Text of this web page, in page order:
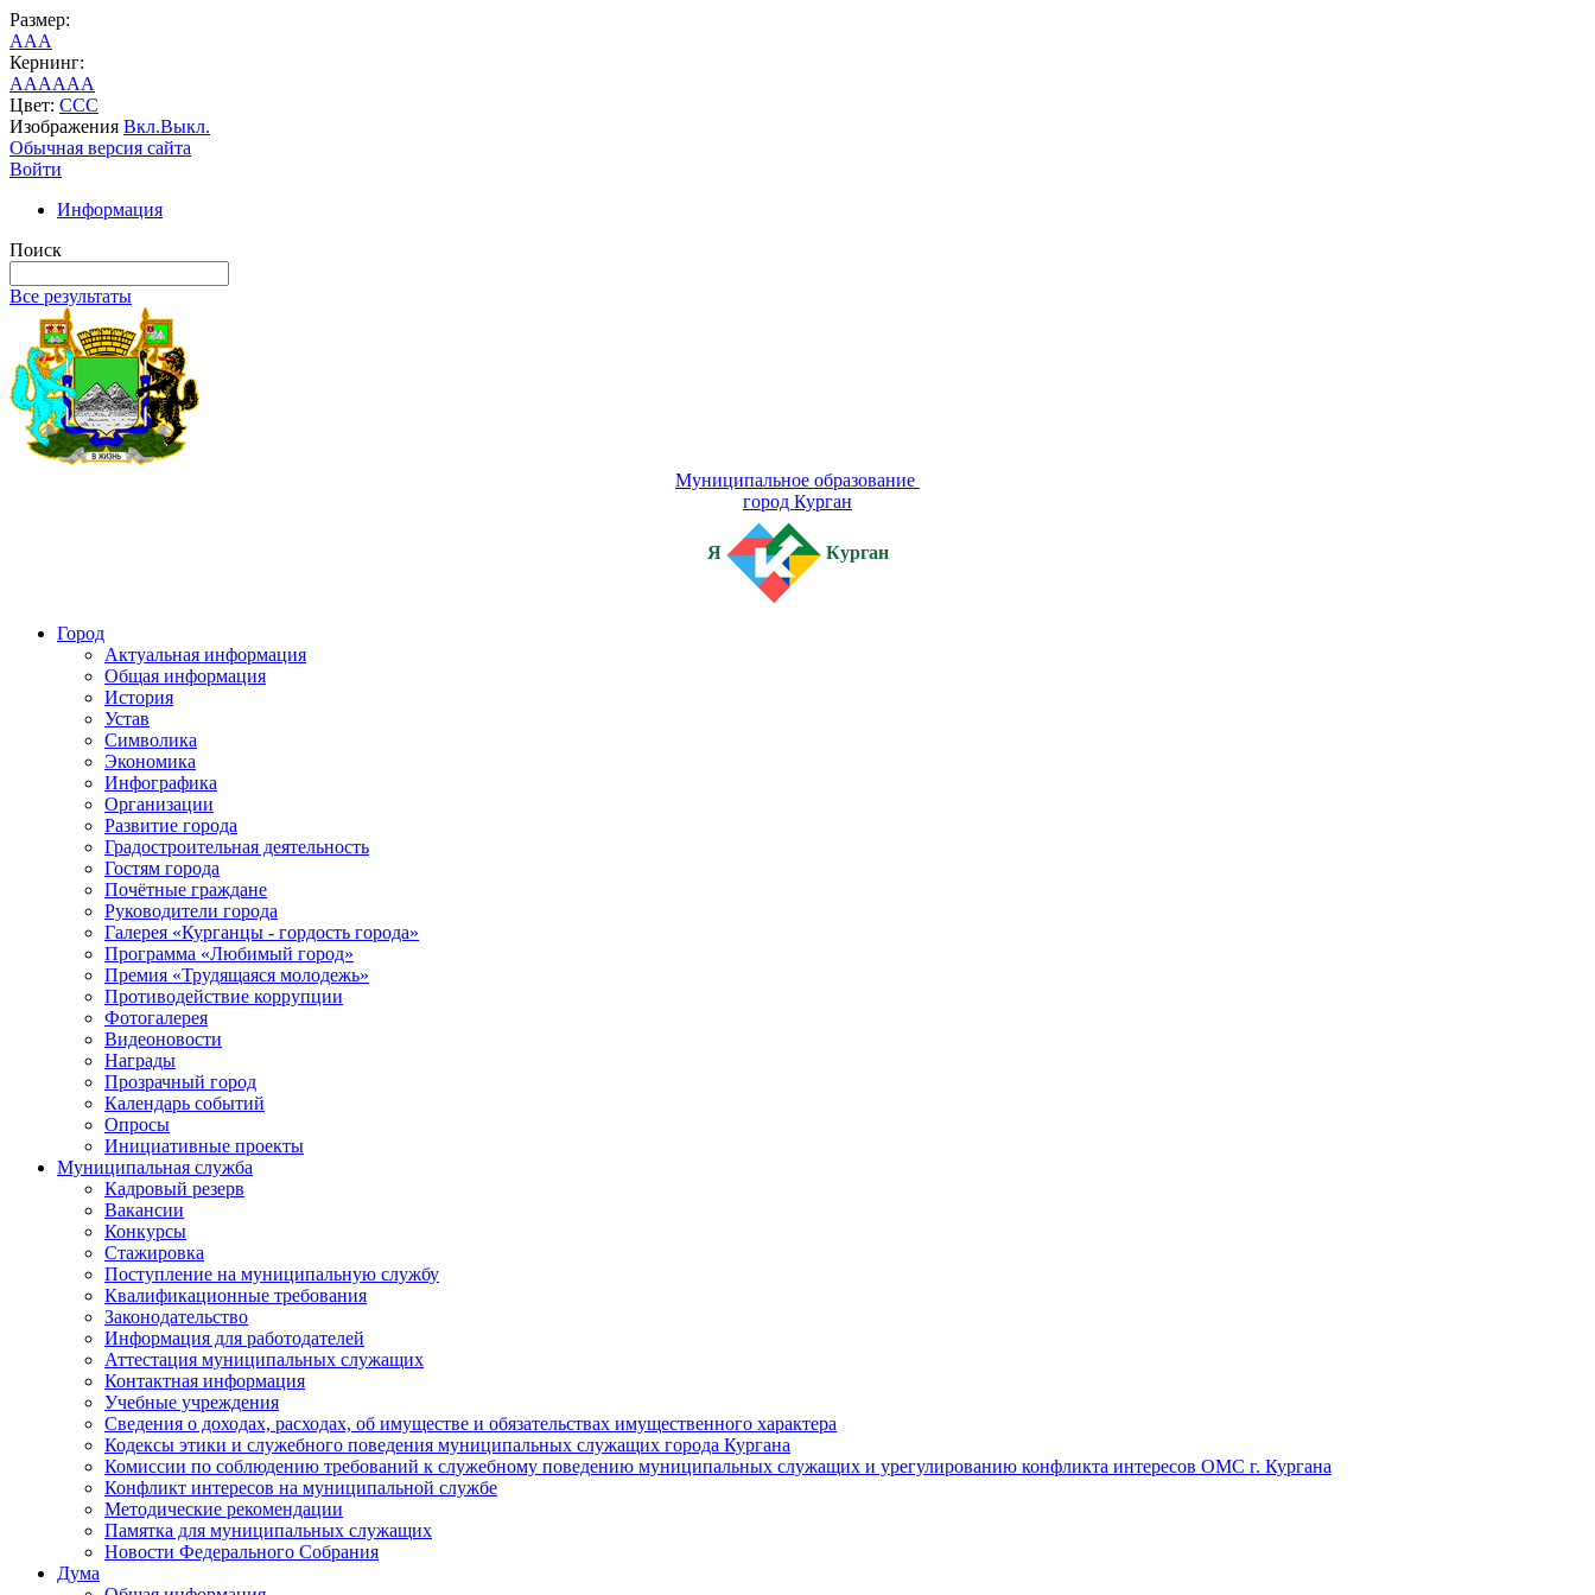
Размер:
AAA
Кернинг:
AAAAAA
Цвет: CCC
Изображения Вкл.Выкл.
Обычная версия сайта
Войти
Информация
Поиск
Все результаты
Муниципальное образование
город Курган
Я Курган
Город
Актуальная информация
Общая информация
История
Устав
Символика
Экономика
Инфографика
Организации
Развитие города
Градостроительная деятельность
Гостям города
Почётные граждане
Руководители города
Галерея «Курганцы - гордость города»
Программа «Любимый город»
Премия «Трудящаяся молодежь»
Противодействие коррупции
Фотогалерея
Видеоновости
Награды
Прозрачный город
Календарь событий
Опросы
Инициативные проекты
Муниципальная служба
Кадровый резерв
Вакансии
Конкурсы
Стажировка
Поступление на муниципальную службу
Квалификационные требования
Законодательство
Информация для работодателей
Аттестация муниципальных служащих
Контактная информация
Учебные учреждения
Сведения о доходах, расходах, об имуществе и обязательствах имущественного характера
Кодексы этики и служебного поведения муниципальных служащих города Кургана
Комиссии по соблюдению требований к служебному поведению муниципальных служащих и урегулированию конфликта интересов ОМС г. Кургана
Конфликт интересов на муниципальной службе
Методические рекомендации
Памятка для муниципальных служащих
Новости Федерального Cобрания
Дума